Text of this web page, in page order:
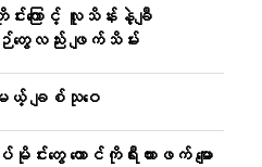
ြောင့် လူသိန်းနဲ့ချီ
ဉ်တွေလည်း ဖျက်သိမ်း
မယ့် ချစ်သုဝေ
ပ်မိုင်းတွေ တောင်ကိုရီးယားဖက် မျော